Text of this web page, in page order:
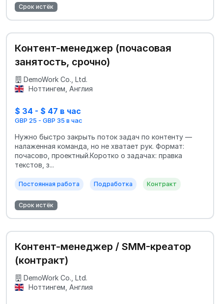
Срок истёк
Контент-менеджер (почасовая
занятость, срочно)
DemoWork Co., Ltd.
Ноттингем, Англия
$ 34 - $ 47 в час
GBP 25 - GBP 35 в час
Нужно быстро закрыть поток задач по контенту —
налаженная команда, но не хватает рук. Формат:
почасово, проектный.Коротко о задачах: правка
текстов, з...
Постоянная работа Подработка Контракт
Срок истёк
Контент-менеджер / SMM-креатор
(контракт)
DemoWork Co., Ltd.
Ноттингем, Англия